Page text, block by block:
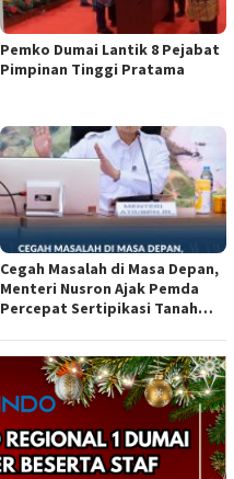
Pemko Dumai Lantik 8 Pejabat
Pimpinan Tinggi Pratama
Cegah Masalah di Masa Depan,
Menteri Nusron Ajak Pemda
Percepat Sertipikasi Tanah